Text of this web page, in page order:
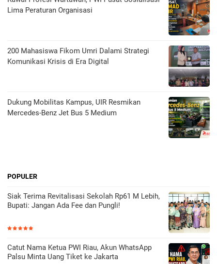
Lima Peraturan Organisasi
200 Mahasiswa Fikom Umri Dalami Strategi
Komunikasi Krisis di Era Digital
Dukung Mobilitas Kampus, UIR Resmikan
Mercedes-Benz Jet Bus 5 Medium
POPULER
Siak Terima Revitalisasi Sekolah Rp61 M Lebih,
Bupati: Jangan Ada Fee dan Pungli!
Catut Nama Ketua PWI Riau, Akun WhatsApp
Palsu Minta Uang Tiket ke Jakarta